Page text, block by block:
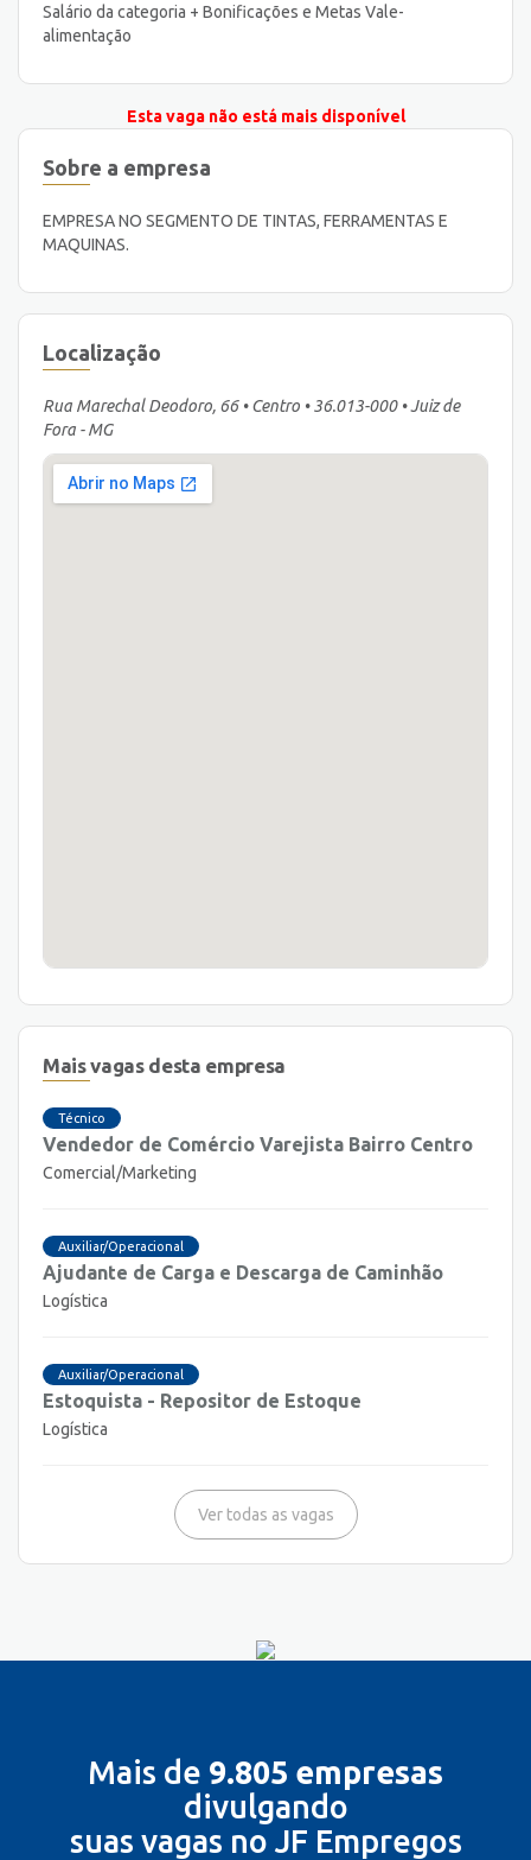
Salário da categoria + Bonificações e Metas Vale-
alimentação
Esta vaga não está mais disponível
Sobre a empresa
EMPRESA NO SEGMENTO DE TINTAS, FERRAMENTAS E
MAQUINAS.
Localização
Rua Marechal Deodoro, 66 • Centro • 36.013-000 • Juiz de
Fora - MG
Mais vagas desta empresa
Técnico
Vendedor de Comércio Varejista Bairro Centro
Comercial/Marketing
Auxiliar/Operacional
Ajudante de Carga e Descarga de Caminhão
Logística
Auxiliar/Operacional
Estoquista - Repositor de Estoque
Logística
Ver todas as vagas
Mais de 9.805 empresas
divulgando
suas vagas no JF Empregos